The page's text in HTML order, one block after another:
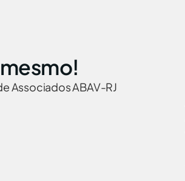
Associados ABAV-RJ